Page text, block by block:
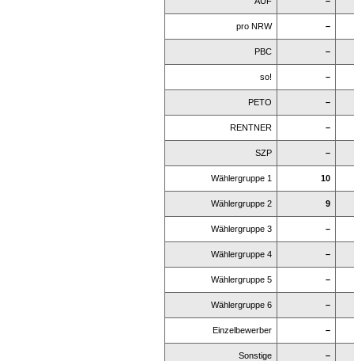
pro NRW –
PBC –
so! –
PETO –
RENTNER –
SZP –
Wählergruppe 1 10
Wählergruppe 2 9
Wählergruppe 3 –
Wählergruppe 4 –
Wählergruppe 5 –
Wählergruppe 6 –
Einzelbewerber –
Sonstige –